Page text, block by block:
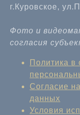
г.Куровское,
Фото и
согласия
Политика в
Согласие
данных
Условия